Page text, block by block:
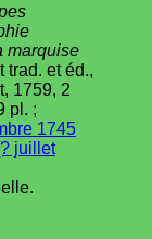
marquise
trad. et éd.,
1759, 2
pl. ;
1745
juillet